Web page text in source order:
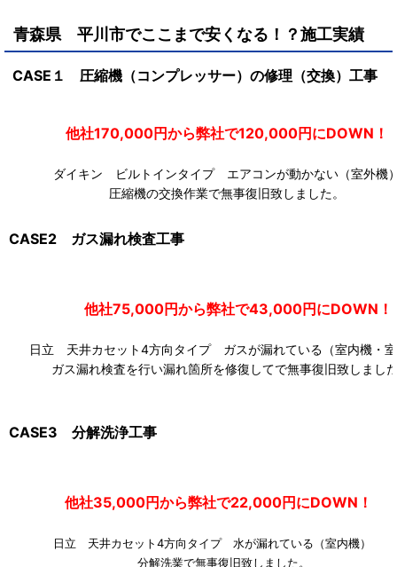
青森県 平川市でここまで安くなる！？施工実績
CASE１ 圧縮機（コンプレッサー）の修理（交換）工事
他社170,000円から弊社で120,000円に
ダイキン ビルトインタイプ エアコンが動かない（室外機
圧縮機の交換作業で無事復旧致しました。
CASE2 ガス漏れ検査工事
他社75,000円から弊社で43,000円にDOWN！
日立 天井カセット4方向タイプ ガスが漏れている（室内機・
ガス漏れ検査を行い漏れ箇所を修復してで無事復旧致しまし
CASE3 分解洗浄工事
他社35,000円から弊社で22,000円にDOWN！
日立 天井カセット4方向タイプ 水が漏れている（室内機
分解洗業で無事復旧致しました。